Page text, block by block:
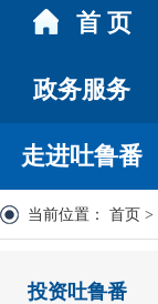
首 页
政务服务
走进吐鲁番
当前位置： 首页 >
投资吐鲁番